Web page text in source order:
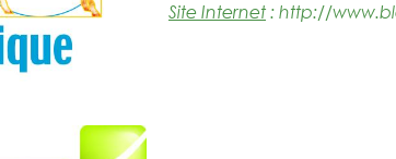
Site Internet : http://